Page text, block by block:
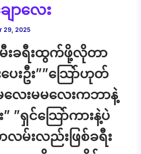
ောလေး
29, 2025
ခရီးထွက်ဖို့လိုတာ
းဦး””သြော်ဟုတ်
ေးမမလေးကဘာနဲ့
”ရှင်သြော်ကားနဲ့ပဲ
လမ်းလည်းဖြစ်ခရီး